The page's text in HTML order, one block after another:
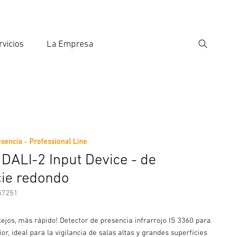
La Empresa
- Professional Line
2 Input Device - de
redondo
más rápido! Detector de presencia infrarrojo IS 3360 para
ideal para la vigilancia de salas altas y grandes superficies
del fabricante